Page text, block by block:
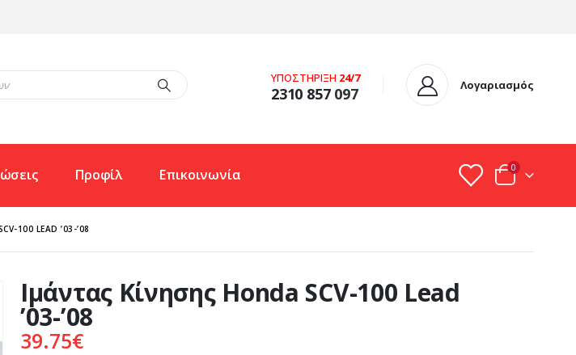
ΥΠΟΣΤΗΡΙΞΗ 24/7
2310 857097 Λογαριασμός
Προφίλ Επικοινωνία 0
100 LEAD ’03-’08
Ιμάντας Κίνησης Honda SCV-100 Lead
’03-’08
39.75€